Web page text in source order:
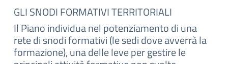
GLI SNODI FORMATIVI TERRITORIALI
Il Piano individua nel potenziamento di una
rete di snodi formativi (le sedi dove avverrà la
formazione), una delle leve per gestire le